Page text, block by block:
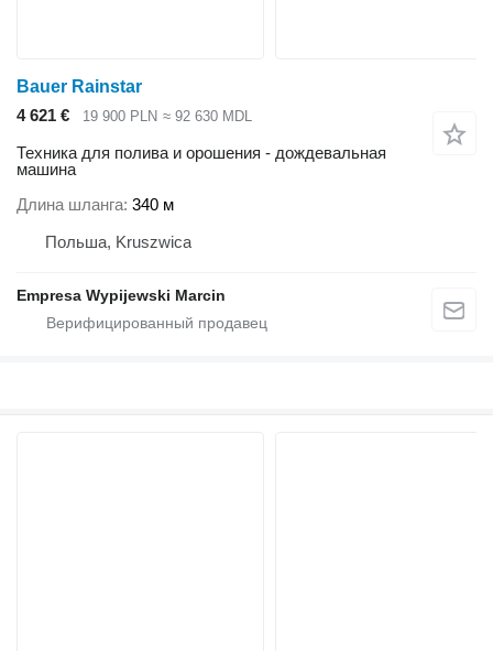
Bauer Rainstar
4 621 €
19 900 PLN ≈ 92 630 MDL
Техника для полива и орошения - дождевальная
машина
Длина шланга 340 м
Польша, Kruszwica
Empresa Wypijewski Marcin